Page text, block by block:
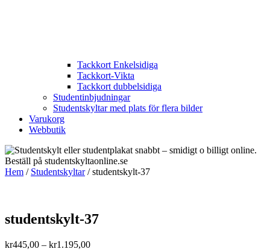
Tackkort Enkelsidiga
Tackkort-Vikta
Tackkort dubbelsidiga
Studentinbjudningar
Studentskyltar med plats för flera bilder
Varukorg
Webbutik
Hem / Studentskyltar/ studentskylt-37
studentskylt-37
kr445,00 – kr1.195,00Prisintervall: